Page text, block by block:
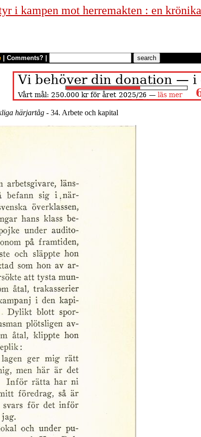
i kampen mot herremakten : en krönika
Comments?
härjartåg - 34. Arbete och kapital